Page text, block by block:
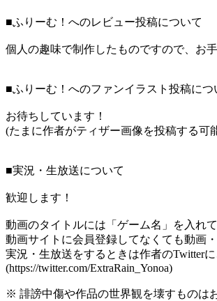
■ふりーむ！へのレビュー投稿について
個人の趣味で制作したものですので、お
■ふりーむ！へのファンイラスト投稿につ
お待ちしています！
(たまに作者がティザー画像を投稿する可
■実況・生放送について
歓迎します！
動画のタイトルには「ゲーム名」を入れ
動画サイトに会員登録してなくても動画
実況・生放送をするときは作者のTwitterに
(https://twitter.com/ExtraRain_Yonoa)
※ 誹謗中傷や作品の世界観を壊すものは